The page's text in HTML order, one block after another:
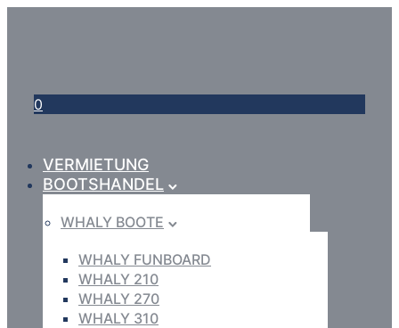
0
VERMIETUNG
BOOTSHANDEL
WHALY BOOTE
WHALY FUNBOARD
WHALY 210
WHALY 270
WHALY 310